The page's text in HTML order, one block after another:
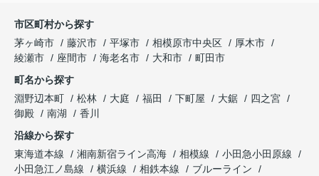
市区町村から探す
茅ヶ崎市
藤沢市 平塚市 相模原市中央区
厚木市
綾瀬市
座間市 海老名市 大和市
町田市
町名から探す
淵野辺本町
松林 大庭 福田 下町屋 大鋸
四之宮
御殿
南湖
香川
沿線から探す
東海道本線
湘南新宿ライン高海 相模線
小田急小田原線
小田急江ノ島線
横浜線 相鉄本線
ブルーライン